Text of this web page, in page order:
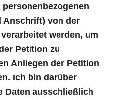
Anschrift) von der
werden, um
Petition zu
Anliegen der Petition
Ich bin darüber
Daten ausschließlich